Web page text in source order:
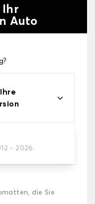
Ihr
Auto
- 2026
die Sie